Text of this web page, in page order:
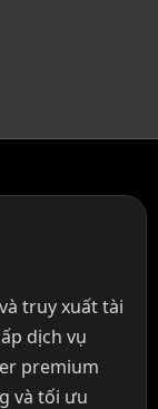
truy xuất tài
dịch vụ
premium
và tối ưu